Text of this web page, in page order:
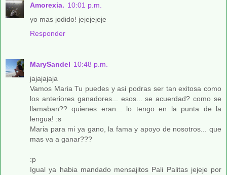
Amorexia. 10:01 p.m.
yo mas jodido! jejejejeje
Responder
MarySandel 10:48 p.m.
jajajajaja
Vamos Maria Tu puedes y asi podras ser tan exitosa como
los anteriores ganadores... esos... se acuerdad? como se
llamaban?? quienes eran... lo tengo en la punta de la
lengua! :s
Maria para mi ya gano, la fama y apoyo de nosotros... que
mas va a ganar???
:p
Igual ya habia mandado mensajitos Pali Palitas jejeje por